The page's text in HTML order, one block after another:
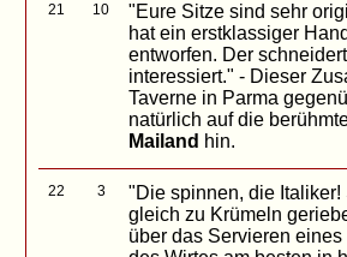
21 10
"Eure Sitze sind sehr
hat ein erstklassiger
entworfen. Der
interessiert." - Dieser
Taverne in Parma
natürlich auf die
Mailand hin.
22 3
"Die spinnen, die
gleich zu Krümeln
über das Servieren